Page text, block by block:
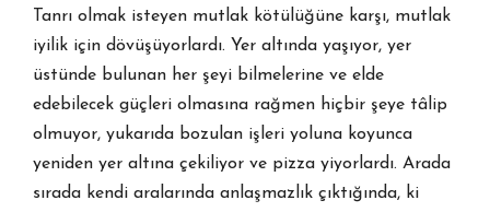
Tanrı olmak isteyen mutlak kötülüğüne karşı, mutlak
iyilik için dövüşüyorlardı. Yer altında yaşıyor, yer
üstünde bulunan her şeyi bilmelerine ve elde
edebilecek güçleri olmasına rağmen hiçbir şeye tâlip
olmuyor, yukarıda bozulan işleri yoluna koyunca
yeniden yer altına çekiliyor ve pizza yiyorlardı. Arada
sırada kendi aralarında anlaşmazlık çıktığında, ki